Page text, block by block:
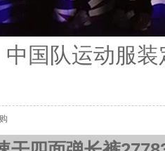
中国队运动服